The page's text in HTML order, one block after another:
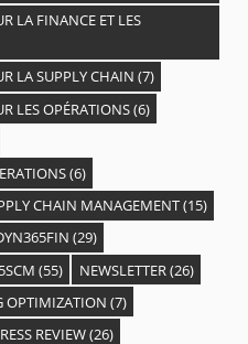
LA FINANCE ET LES
LA SUPPLY CHAIN (7)
LES OPÉRATIONS(6)
(6)
CHAIN MANAGEMENT(15)
(29)
(55) NEWSLETTER (26)
OPTIMIZATION (7)
REVIEW(26)